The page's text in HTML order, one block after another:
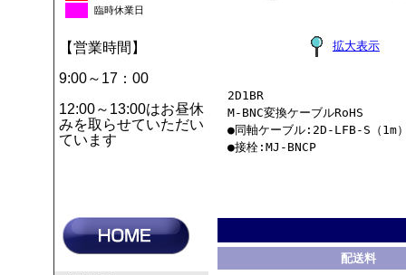
臨時休業日
【営業時間】
9:00～17：00
12:00～13:00はお昼休
みを取らせていただい
ています
拡大表示
2D1BR
M-BNC変換ケーブルRoHS
●同軸ケーブル:2D-LFB-S（1m
●接栓:MJ-BNCP
配送料